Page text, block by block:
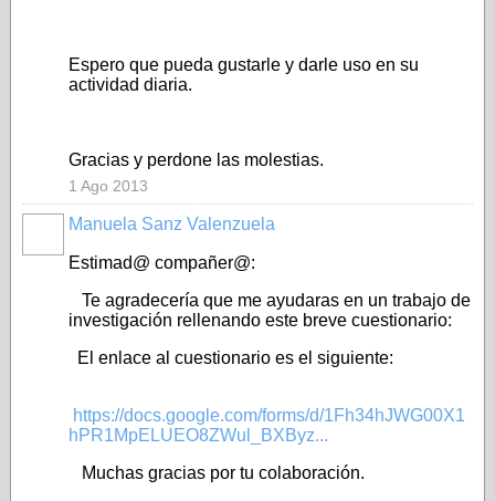
Espero que pueda gustarle y darle uso en su
actividad diaria.
Gracias y perdone las molestias.
1 Ago 2013
Manuela Sanz Valenzuela
Estimad@ compañer@:
Te agradecería que me ayudaras en un trabajo de
investigación rellenando este breve cuestionario:
El enlace al cuestionario es el siguiente:
https://docs.google.com/forms/d/1Fh34hJWG00X1
hPR1MpELUEO8ZWul_BXByz...
Muchas gracias por tu colaboración.